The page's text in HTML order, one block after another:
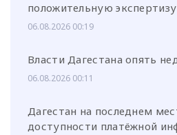
или через
положительную экспертизу
06.08.2026 00:19
Власти Дагестана опять
06.08.2026 00:11
Дагестан на последнем
доступности платёжной